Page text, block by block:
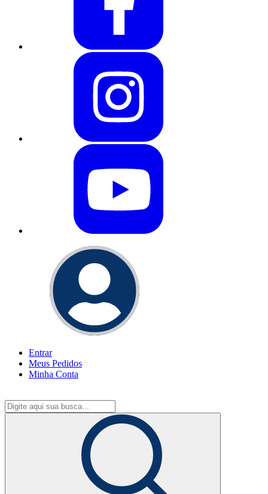
Entrar
Meus Pedidos
Minha Conta